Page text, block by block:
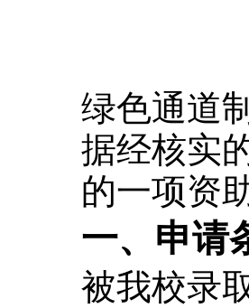
绿色通道
据经核实
的一项资
一、申请
被我校录